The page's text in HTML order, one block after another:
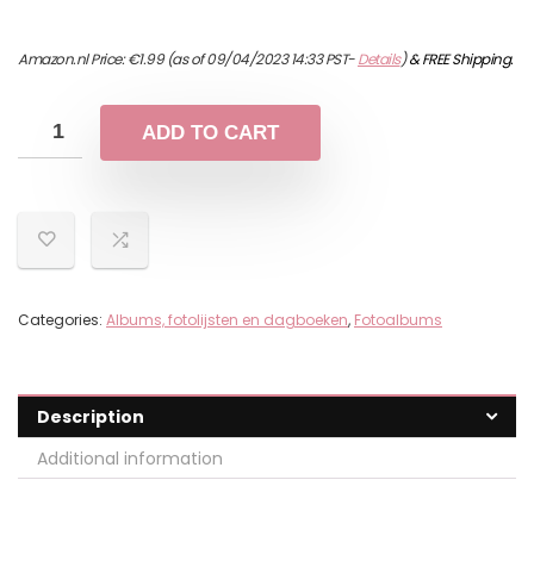
Amazon.nl Price:€1.99(as of 09/04/2023 14:33 PST-Details)&FREE Shipping.
ADD TO CART
Categories: Albums, fotolijsten en dagboeken, Fotoalbums
Description
Additional information